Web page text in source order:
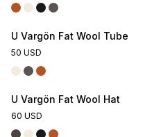
U Vargön Fat Wool Tube
50 USD
U Vargön Fat Wool Hat
60 USD